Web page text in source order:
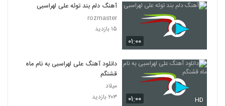
۰۱:۰۰
آهنگ دلم بند توئه علی لهراسبی
rozmaster
۱۵ بازدید
۰۱:۰۰ HD
دانلود آهنگ علی لهراسبی به نام ماه
قشنگم
میلاد
۲۰۳ بازدید